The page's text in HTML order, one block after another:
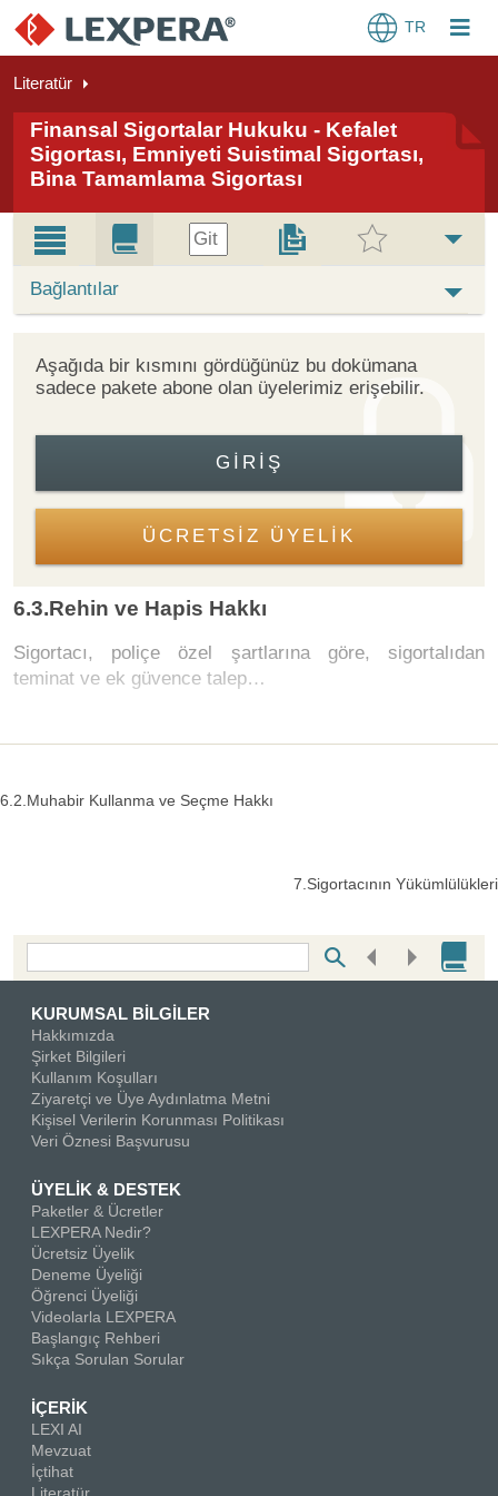
TR
Literatür
Finansal Sigortalar Hukuku - Kefalet
Sigortası, Emniyeti Suistimal Sigortası,
Bina Tamamlama Sigortası
Git
Bağlantılar
Aşağıda bir kısmını gördüğünüz bu dokümana
sadece pakete abone olan üyelerimiz erişebilir.
GIRIŞ
ÜCRETSİZ ÜYELİK
6.3.Rehin ve Hapis Hakkı
Sigortacı, poliçe özel şartlarına göre, sigortalıdan
teminat ve ek güvence talep…
6.2.Muhabir Kullanma ve Seçme Hakkı
7.Sigortacının Yükümlülükleri
Bottom Search Toolbar Highlight Text
KURUMSAL BİLGİLER
Hakkımızda
Şirket Bilgileri
Kullanım Koşulları
Ziyaretçi ve Üye Aydınlatma Metni
Kişisel Verilerin Korunması Politikası
Veri Öznesi Başvurusu
ÜYELİK & DESTEK
Paketler & Ücretler
LEXPERA Nedir?
Ücretsiz Üyelik
Deneme Üyeliği
Öğrenci Üyeliği
Videolarla LEXPERA
Başlangıç Rehberi
Sıkça Sorulan Sorular
İÇERİK
LEXI AI
Mevzuat
İçtihat